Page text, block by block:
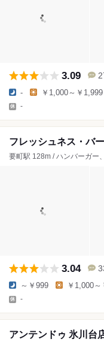
3.09
- ￥1,000～￥1,999
-
フレッシュネス・バ
要町駅 128m / ハンバーガー、
3.04
～￥999 ￥1,000
-
アンテンドゥ 氷川台